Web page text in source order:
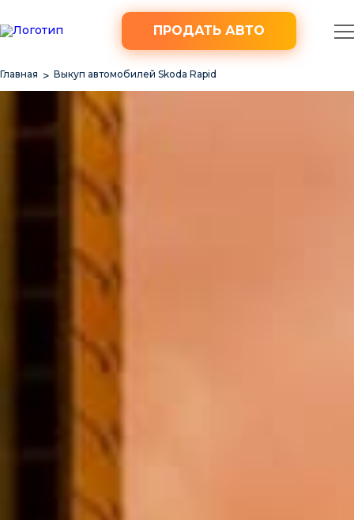
ПРОДАТЬ АВТО
Главная Выкуп автомобилей Skoda Rapid